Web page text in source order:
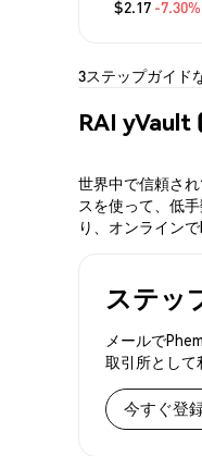
$2.17 -7.30%
3ステップガイド
RAI yVault
世界中で信頼さ
スを使って、低
り、オンライン
ステッ
メールで
取引所として
今すぐ登